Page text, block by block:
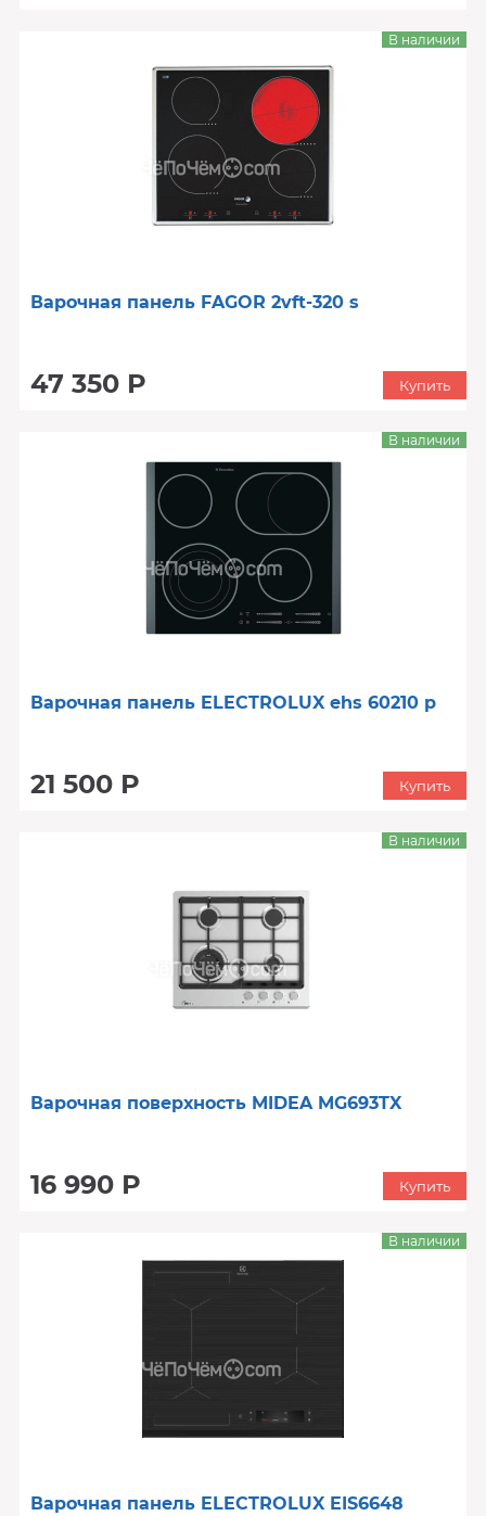
Варочная панель FAGOR 2vft-320 s
47 350 Р
В наличии
Купить
Варочная панель ELECTROLUX ehs 60210 p
21 500 Р
В наличии
Купить
Варочная поверхность MIDEA MG693TX
16 990 Р
В наличии
Купить
Варочная панель ELECTROLUX EIS6648
В наличии